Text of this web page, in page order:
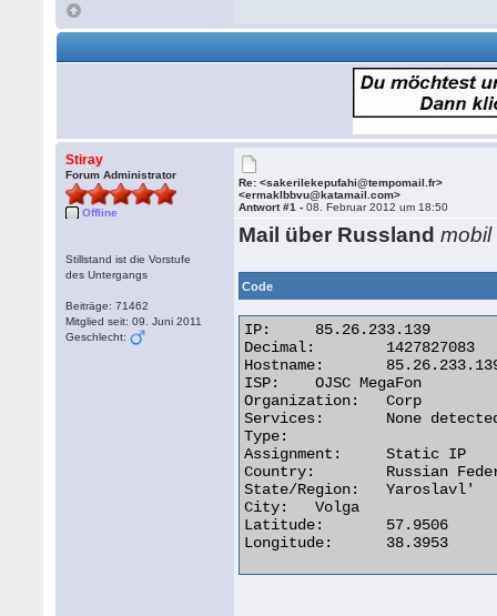
Stiray
Forum Administrator
Offline
Stillstand ist die Vorstufe
des Untergangs
Beiträge: 71462
Mitglied seit: 09. Juni 2011
Geschlecht:
Re: <sakerilekepufahi@tempomail.fr>
<ermaklbbvu@katamail.com>
Antwort #1 -08. Februar 2012 um 18:50
Mail über Russland mobil
Code
IP:	85.26.233.139
Decimal:	1427827083
Hostname:	85.26.233.139
ISP:	OJSC MegaFon
Organization:	Corp
Services:	None detected
Type:
Assignment:	Static IP
Country:	Russian Federation
State/Region:	Yaroslavl'
City:	Volga
Latitude:	57.9506
Longitude:	38.3953